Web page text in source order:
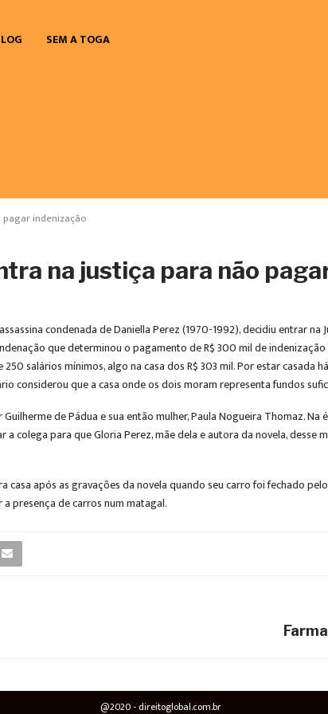
SEM A TOGA
indenização
na justiça para não
condenada de Daniella Perez (1970-1992), decidiu entrar
que determinou o pagamento de R$ 300 mil de
salários mínimos, algo na casa dos R$ 303 mil. Por estar
considerou que a casa onde os dois moram representa fundos
de Pádua e sua então mulher, Paula Nogueira Thomaz.
colega para que Gloria Perez, mãe dela e autora da novela, desse
após as gravações da novela quando seu carro foi fechado
presença de carros num matagal.
@2020 - direitoglobal.com.br